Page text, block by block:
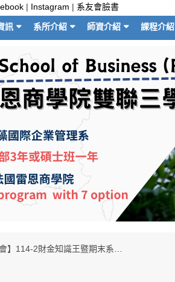
| Instagram | 系友會臉書
訊 系所介紹 師資介紹 課程介紹